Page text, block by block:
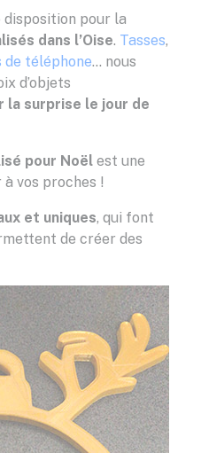
disposition pour la
dans l’Oise. Tasses,
de téléphone… nous
d’objets
la surprise le jour de
pour Noël est une
vos proches !
et uniques, qui font
de créer des